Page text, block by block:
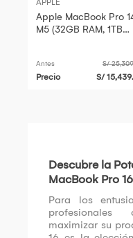
APPLE
Apple MacBook Pro
M5 (32GB RAM, 1TB
GPU, 16-
Antes S/
Precio S/
Descubre la
MacBook Pro 16
Para los
maximizar su